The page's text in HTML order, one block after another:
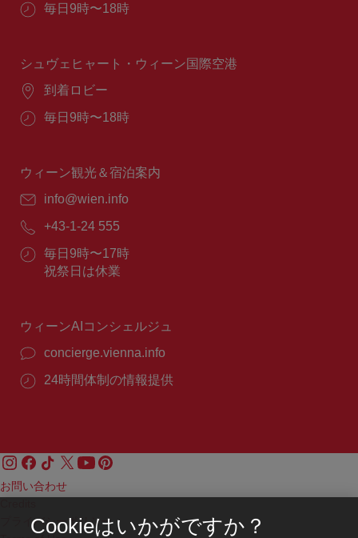
営
間：
毎日9時〜18時
シュヴェヒャート・ウィーン国際空港
場
到着ロビー
営
間：
毎日9時〜18時
ウィーン観光＆宿泊案内
E
ー
ル：
info@wien.info
電
番
号：
+43-1-24 555
営
業
毎日9時〜17時
祝祭日は休業
ウィーンAIコンシェルジュ
concierge.vienna.info
24時間体制の情報提供
お問い合わせ
プライバシーポリシー
Cookieはいかがですか？